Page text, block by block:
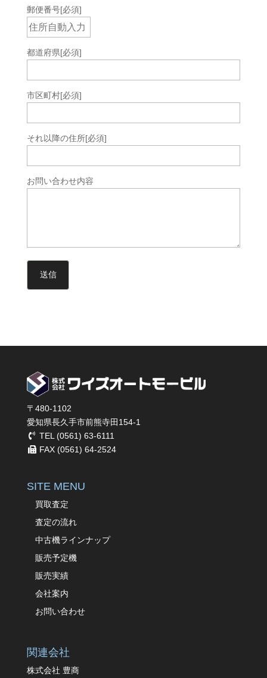
郵便番号[必須]
都道府県[必須]
市区町村[必須]
それ以降の住所[必須]
お問い合わせ内容
〒480-1102
愛知県長久手市前熊寺田154-1
TEL (0561) 63-6111
FAX (0561) 64-2524
SITE MENU
買取査定
査定の流れ
中古機ラインナップ
販売予定機
販売実績
会社案内
お問い合わせ
関連会社
株式会社 豊商